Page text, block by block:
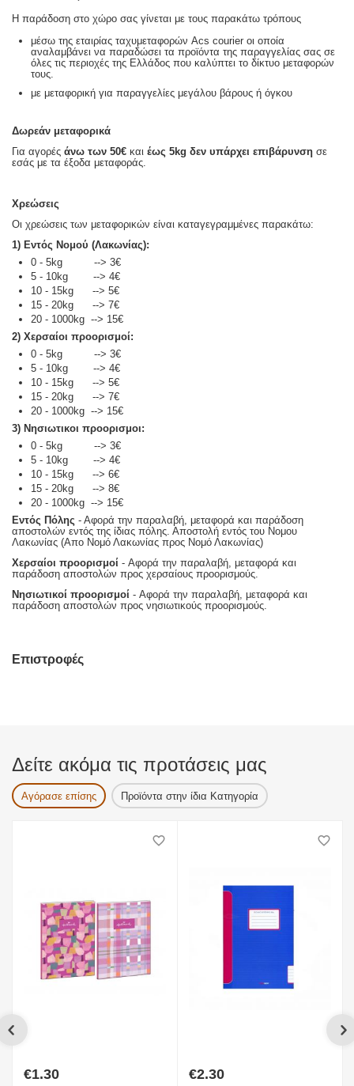
Η παράδοση στο χώρο σας γίνεται με τους παρακάτω τρόπους
μέσω της εταιρίας ταχυμεταφορών Acs courier οι οποία
αναλαμβάνει να παραδώσει τα προϊόντα της παραγγελίας σας σε
όλες τις περιοχές της Ελλάδος που καλύπτει το δίκτυο μεταφορών
τους.
με μεταφορική για παραγγελίες μεγάλου βάρους ή όγκου
Δωρεάν μεταφορικά
Για αγορέςάνω των 50€ καιέως 5kg δεν υπάρχει επιβάρυνση σε
εσάς με τα έξοδα μεταφοράς.
Χρεώσεις
Οι χρεώσεις των μεταφορικών είναι καταγεγραμμένες παρακάτω:
1) Εντός Νομού (Λακωνίας):
0 - 5kg --> 3€
5 - 10kg --> 4€
10 - 15kg --> 5€
15 - 20kg --> 7€
20 - 1000kg --> 15€
2) Χερσαίοι προορισμοί:
0 - 5kg --> 3€
5 - 10kg --> 4€
10 - 15kg --> 5€
15 - 20kg --> 7€
20 - 1000kg --> 15€
3) Νησιωτικοι προορισμοι:
0 - 5kg --> 3€
5 - 10kg --> 4€
10 - 15kg --> 6€
15 - 20kg --> 8€
20 - 1000kg --> 15€
Εντός Πόλης - Αφορά την παραλαβή, μεταφορά και παράδοση
αποστολών εντός της ίδιας πόλης. Αποστολή εντός του Νομου
Λακωνίας (Απο Νομό Λακωνίας προς Νομό Λακωνίας)
Χερσαίοι προορισμοί - Αφορά την παραλαβή, μεταφορά και
παράδοση αποστολών προς χερσαίους προορισμούς.
Νησιωτικοί προορισμοί - Αφορά την παραλαβή, μεταφορά και
παράδοση αποστολών προς νησιωτικούς προορισμούς.
Επιστροφές
Δείτε ακόμα τις προτάσεις μας
Αγόρασε επίσης Προϊόντα στην ίδια Κατηγορία
€1.30 €2.30